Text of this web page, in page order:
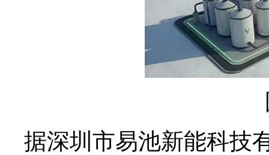
据深圳市易池新能科技